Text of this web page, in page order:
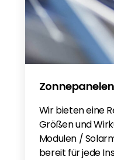
Zonnepanelen
Wir bieten eine
Größen und
Modulen /
bereit für jede